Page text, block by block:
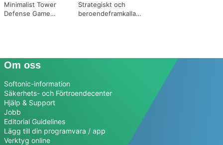
Minimalist Tower
Defense Game
Strategiskt och
beroendeframkallande
Om oss
Softonic-information
Säkerhets- och Förtroendecenter
Hjälp & Support
Jobb
Editorial Guidelines
Lägg till din programvara / app
Verktyg online